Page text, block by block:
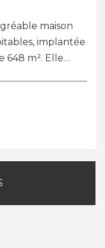
de vous
maison de
avec garage,